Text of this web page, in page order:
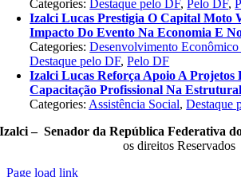
Categories:Destaque pelo DF,Pelo DF,
Izalci Lucas Prestigia O Capital Moto
Impacto Do Evento Na Economia E
Categories:Desenvolvimento
Destaque pelo DF,Pelo DF
Izalci Lucas Reforça Apoio A Projetos
Capacitação Profissional Na Estrutural
Categories: Assistência Social,Destaque
Izalci – Senador da República Federativa
os direitos Reservados
Page load link